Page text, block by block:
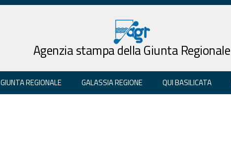
Agenzia stampa della Giunta Regionale
GIUNTA REGIONALE GALASSIA REGIONE QUI BASILICATA